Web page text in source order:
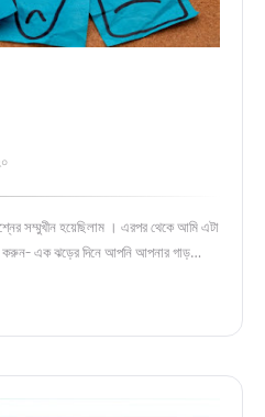
সম্মুখীন হয়েছিলাম । এরপর থেকে আমি এটা
করুন- এক ঝড়ের দিনে আপনি আপনার গাড়…